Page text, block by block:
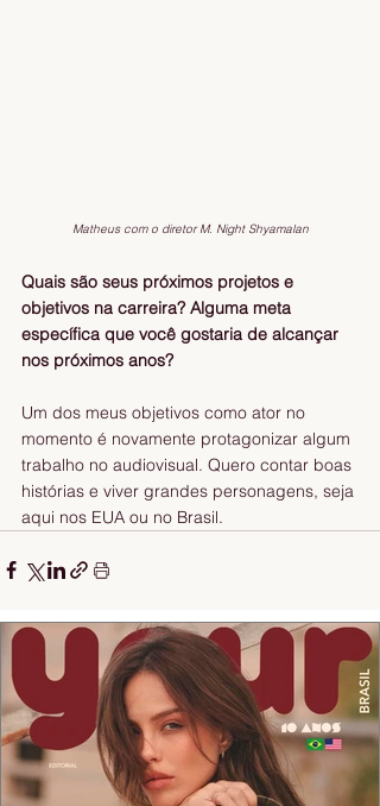
Matheus com o diretor M. Night Shyamalan
Quais são seus próximos projetos e
objetivos na carreira? Alguma meta
específica que você gostaria de alcançar
nos próximos anos?
Um dos meus objetivos como ator no
momento é novamente protagonizar algum
trabalho no audiovisual. Quero contar boas
histórias e viver grandes personagens, seja
aqui nos EUA ou no Brasil.